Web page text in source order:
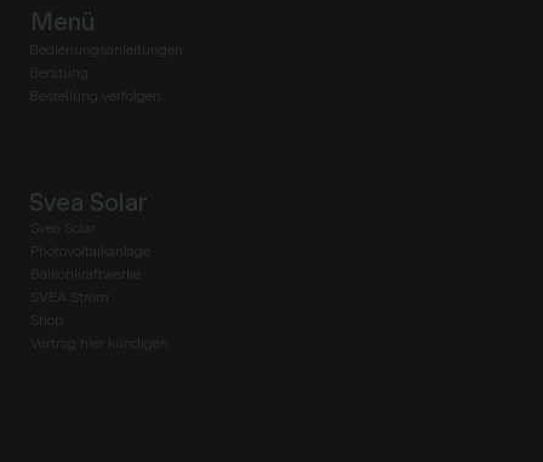
Bedienungsanleitungen
Beratung
Bestellung verfolgen
Menü
Svea Solar
Svea Solar
Photovoltaikanlage
Balkonkraftwerke
SVEA Strom
Shop
Vertrag hier kündigen